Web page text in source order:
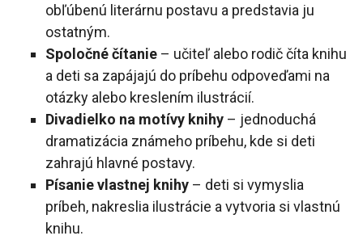
obľúbenú literárnu postavu a predstavia ju
ostatným.
Spoločné čítanie – učiteľ alebo rodič číta knihu
a deti sa zapájajú do príbehu odpoveďami na
otázky alebo kreslením ilustrácií.
Divadielko na motívy knihy – jednoduchá
dramatizácia známeho príbehu, kde si deti
zahrajú hlavné postavy.
Písanie vlastnej knihy – deti si vymyslia
príbeh, nakreslia ilustrácie a vytvoria si vlastnú
knihu.